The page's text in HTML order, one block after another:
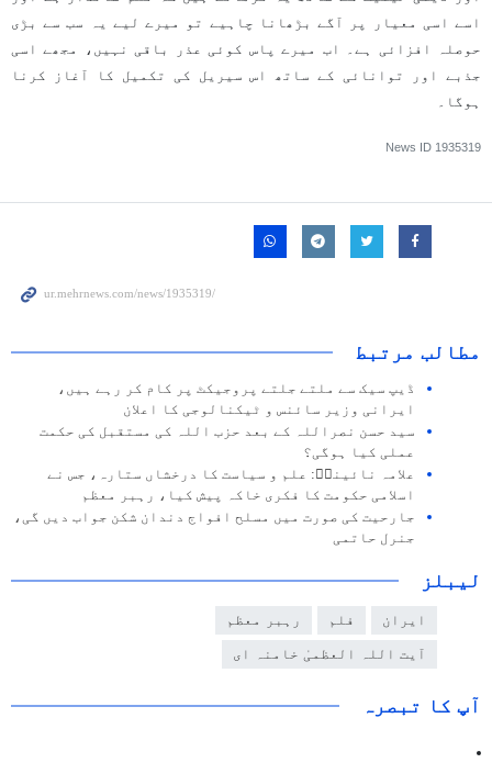
اسے اسی معیار پر آگے بڑھانا چاہیے تو میرے لیے یہ سب سے بڑی
حوصلہ افزائی ہے۔ اب میرے پاس کوئی عذر باقی نہیں، مجھے اسی
جذبے اور توانائی کے ساتھ اس سیریل کی تکمیل کا آغاز کرنا
ہوگا۔
News ID 1935319
مطالب مرتبط
ڈیپ سیک سے ملتے جلتے پروجیکٹ پر کام کر رہے ہیں،
ایرانی وزیر سائنس و ٹیکنالوجی کا اعلان
سید حسن نصراللہ کے بعد حزب اللہ کی مستقبل کی حکمت
عملی کیا ہوگی؟
علامہ نائینیؒ: علم و سیاست کا درخشاں ستارہ، جس نے
اسلامی حکومت کا فکری خاکہ پیش کیا، رہبر معظم
جارحیت کی صورت میں مسلح افواج دندان شکن جواب دیں گی،
جنرل حاتمی
لیبلز
ایران فلم رہبر معظم
آیت اللہ العظمیٰ خامنہ ای
آپ کا تبصرہ